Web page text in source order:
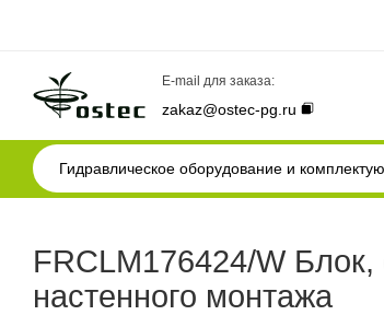
E-mail для заказа:
zakaz@ostec-pg.ru
Гидравлическое оборудование и
FRCLM176424/W
настенного монтажа